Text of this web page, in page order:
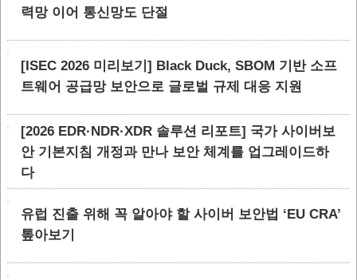
력망 이어 통신망도 단절
[ISEC 2026 미리보기] Black Duck, SBOM 기반 소프
트웨어 공급망 보안으로 글로벌 규제 대응 지원
[2026 EDR·NDR·XDR 솔루션 리포트] 국가 사이버보
안 기본지침 개정과 만나 보안 체계를 업그레이드하
다
유럽 진출 위해 꼭 알아야 할 사이버 보안법 ‘EU CRA’
톺아보기